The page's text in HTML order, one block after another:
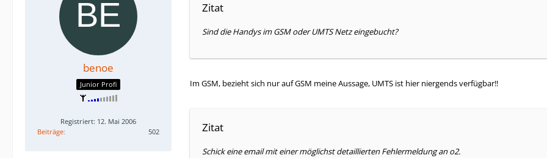
benoe
Junior Profi
Registriert: 12. Mai 2006
Beiträge
502
Zitat
Sind die Handys im GSM oder UMTS Netz eingebucht?
Im GSM, bezieht sich nur auf GSM meine Aussage, UMTS ist hier niergends verfügbar!!
Zitat
Schick eine email mit einer möglichst detaillierten Fehlermeldung an o2.